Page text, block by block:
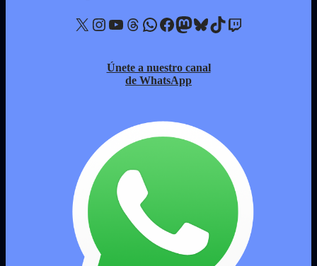
X Instagram YouTube Threads WhatsApp Facebook Mastodon Bluesky TikTok Twitch
Únete a nuestro canal
de WhatsApp